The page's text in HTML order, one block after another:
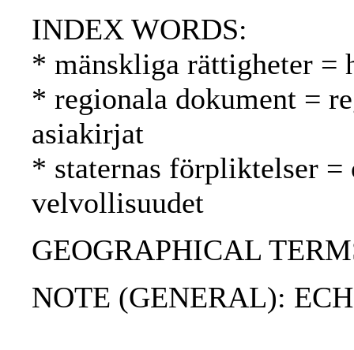
INDEX WORDS:
* mänskliga rättigheter =
* regionala dokument =
asiakirjat
* staternas förpliktelser
velvollisuudet
GEOGRAPHICAL
NOTE (GENERAL):